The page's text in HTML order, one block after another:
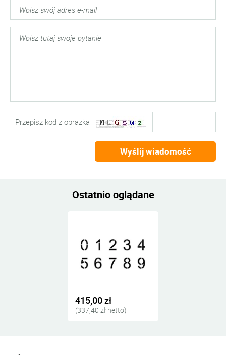
Przepisz kod z obrazka
Wyślij wiadomość
Ostatnio oglądane
415,00 zł
(337,40 zł netto)